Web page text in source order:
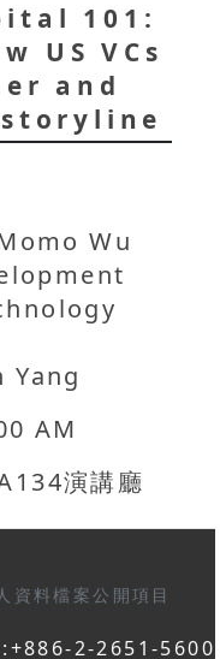
101:
US VCs
and
Wu
Yang
AM
演講廳
資料檔案公開項目
2-2651-5600